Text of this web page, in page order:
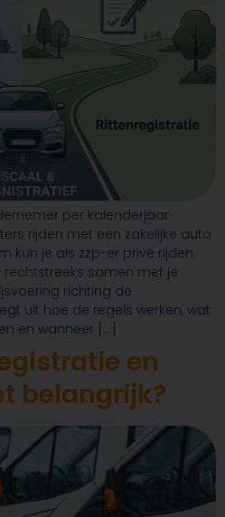
per kalenderjaar
rijden met een zakelijke auto
kun je als zzp-er privé rijden
samen met je
richting de
uit hoe de regels werken, wat
en wanneer […]
en
belangrijk?